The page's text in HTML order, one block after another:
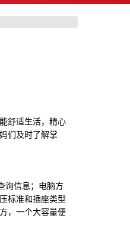
舒适生活，精心
们及时了解掌
询信息；电脑方
标准和插座类型
，一个大容量便